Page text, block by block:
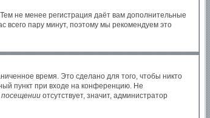
не менее регистрация даёт вам дополнительные
всего пару минут, поэтому мы рекомендуем это
время. Это сделано для того, чтобы никто
пункт при входе на конференцию. Не
отсутствует, значит, администратор